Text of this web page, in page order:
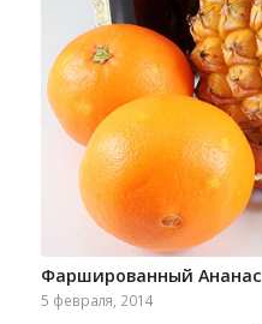
Фаршированный Ананас
5 февраля, 2014